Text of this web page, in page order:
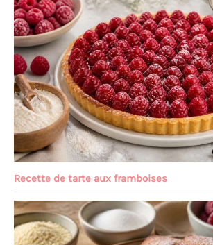
Recette de tarte aux framboises